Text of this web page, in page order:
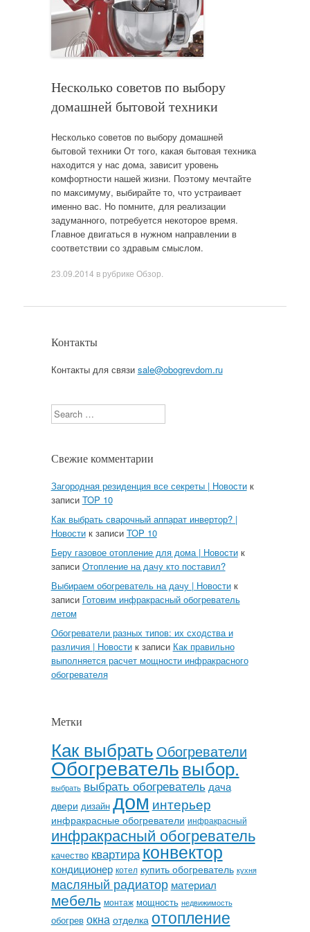
Несколько советов по выбору
домашней бытовой техники
Несколько советов по выбору домашней
бытовой техники От того, какая бытовая техника
находится у нас дома, зависит уровень
комфортности нашей жизни. Поэтому мечтайте
по максимуму, выбирайте то, что устраивает
именно вас. Но помните, для реализации
задуманного, потребуется некоторое время.
Главное двигаться в нужном направлении в
соответствии со здравым смыслом.
23.09.2014 в рубрике Обзор
Контакты
Контакты для связи sale@obogrevdom.ru
Search
Свежие комментарии
Загородная резиденция все секреты | Новостик
записи TOP 10
Как выбрать сварочный аппарат инвертор? |
Новостик записи TOP 10
Беру газовое отопление для дома | Новостик
записи Отопление на дачу кто поставил?
Выбираем обогреватель на дачу | Новостик
записи Готовим инфракрасный обогреватель
летом
Обогреватели разных типов: их сходства и
различия | Новостик записи Как правильно
выполняется расчет мощности инфракрасного
обогревателя
Метки
Как выбрать Обогреватели
Обогревательвыбор.
выбрать выбрать обогреватель дача
двери дизайн дом интерьер
инфракрасные обогреватели инфракрасный
инфракрасный обогреватель
качество квартираконвектор
кондиционер котел купить обогреватель кухня
масляный радиатор материал
мебель монтаж мощность недвижимость
обогрев окна отделка отопление